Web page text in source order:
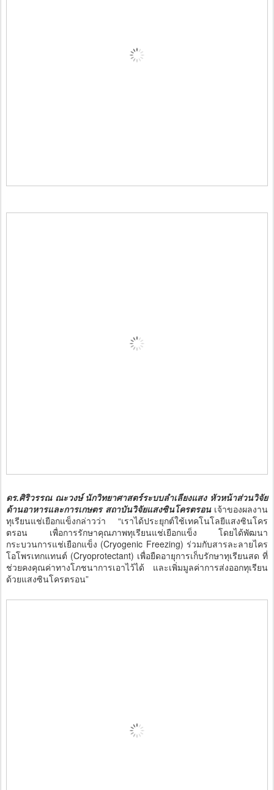
ดร.ศิริวรรณ ณะวงษ์ นักวิทยาศาสตร์ระบบลำเลียงแสง หัวหน้าส่วนวิจัย
ด้านอาหารและการเกษตร สถาบันวิจัยแสงซินโครตรอนเจ้าของผลงาน
ทุเรียนแช่เยือกแข็งกล่าวว่า “เราได้ประยุกต์ใช้เทคโนโลยีแสงซินโคร
ตรอน เพื่อการรักษาคุณภาพทุเรียนแช่เยือกแข็ง โดยได้พัฒนา
กระบวนการแช่เยือกแข็ง (Cryogenic Freezing) ร่วมกับสารละลายไคร
โอโพรเทกแทนต์ (Cryoprotectant) เพื่อยืดอายุการเก็บรักษาทุเรียนสด ที่
ช่วยคงคุณค่าทางโภชนาการเอาไว้ได้ และเพิ่มมูลค่าการส่งออกทุเรียน
ด้วยแสงซินโครตรอน”